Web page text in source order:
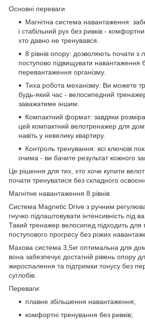
Основні переваги
Магнітна система навантаження:
і стабільний рух без ривків -
хто давно не тренувався.
8 рівнів опору: дозволяють почати з
поступово підвищувати навантаження
перевантаження організму.
Тиха робота механізму: Ви можете
будь-який час - велосипедний
заважатиме іншим.
Компактний формат: завдяки
цей компактний велотренажер для
навіть у невелику квартиру.
Контроль тренування: всі ключові
очима - ви бачите результат кожного
Це рішення для тих, хто хоче купити
почати тренуватися без складного
Магнітне навантаження 8 рівнів
Система Magnetic Drive з ручним
гнучко підлаштовувати інтенсивність під
Такий тренажер велосипед підходить для
поступового прогресу без різких
Махова система 3,5кг оптимальна для
вона забезпечує достатній рівень опору
жироспалення та підтримки тонусу без
суглобів.
Переваги:
плавне збільшення навантаження;
комфортні тренування без ривків;